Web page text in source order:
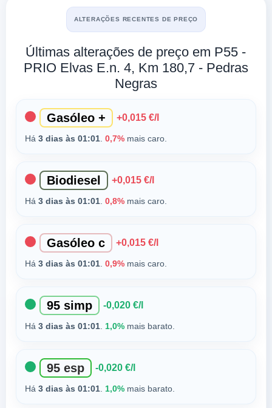
ALTERAÇÕES RECENTES DE PREÇO
Últimas alterações de preço em P55 -
PRIO Elvas E.n. 4, Km 180,7 - Pedras
Negras
Gasóleo + +0,015 €/l
Há 3 dias às 01:01. 0,7%mais caro.
Biodiesel +0,015 €/l
Há 3 dias às 01:01. 0,8%mais caro.
Gasóleo c +0,015 €/l
Há 3 dias às 01:01. 0,9%mais caro.
95 simp -0,020 €/l
Há 3 dias às 01:01. 1,0%mais barato.
95 esp -0,020 €/l
Há 3 dias às 01:01. 1,0%mais barato.